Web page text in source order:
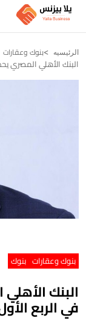
الرئيسيه بنوك وعقارات
البنك الأهلي المصري يحصد 20 جائزة دولية في الربع
بنوك وعقارات بنوك
في الربع الأول